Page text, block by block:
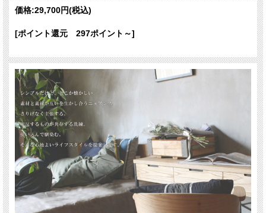
お客様の送料を追加した価格をご案内いたしますので、ご了承くださいませ。
価格:29,700円(税込)
[ポイント還元 297ポイント～]